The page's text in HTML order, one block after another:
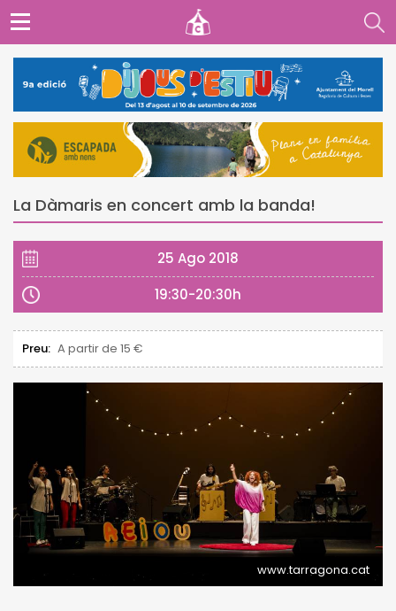
La Dàmaris en concert amb la banda!
25 Ago 2018
19:30-20:30h
Preu: A partir de 15 €
www.tarragona.cat